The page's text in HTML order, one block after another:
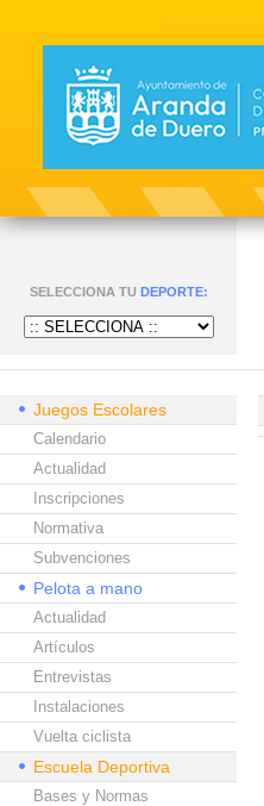
SELECCIONA TU DEPORTE:
Juegos Escolares
Calendario
Actualidad
Inscripciones
Normativa
Subvenciones
Pelota a mano
Actualidad
Artículos
Entrevistas
Instalaciones
Vuelta ciclista
Escuela Deportiva
Bases y Normas